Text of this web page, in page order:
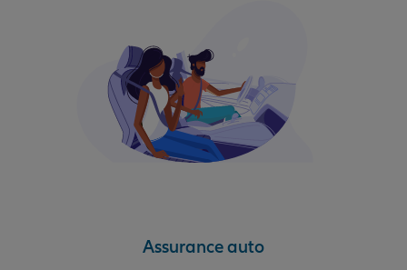
Assurance auto